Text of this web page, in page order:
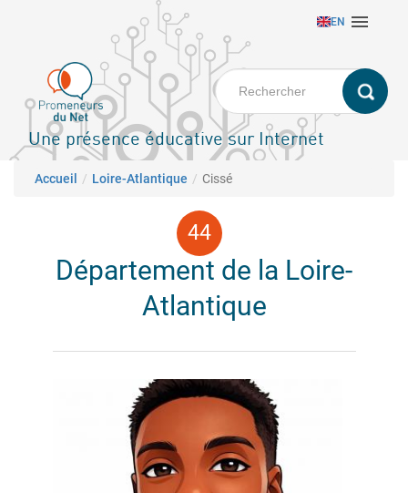
principal
EN 
Une présence éducative sur Internet
Fil d'Ariane
Accueil Loire-Atlantique Cissé
Département de la Loire-
Atlantique